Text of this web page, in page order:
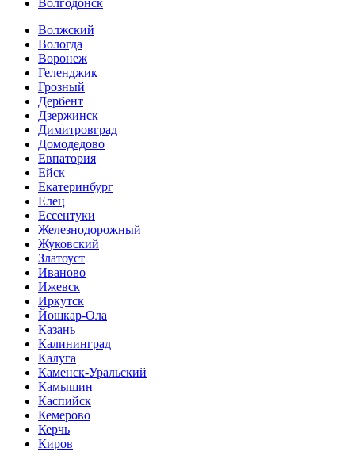
Волгодонск
Волжский
Вологда
Воронеж
Геленджик
Грозный
Дербент
Дзержинск
Димитровград
Домодедово
Евпатория
Ейск
Екатеринбург
Елец
Ессентуки
Железнодорожный
Жуковский
Златоуст
Иваново
Ижевск
Иркутск
Йошкар-Ола
Казань
Калининград
Калуга
Каменск-Уральский
Камышин
Каспийск
Кемерово
Керчь
Киров